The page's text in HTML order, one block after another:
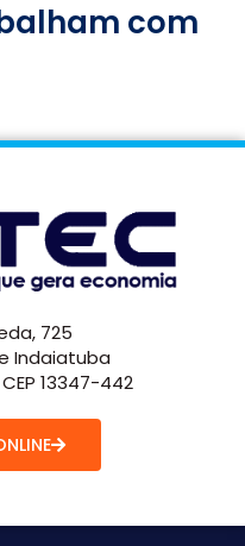
com
725
Indaiatuba
13347-442